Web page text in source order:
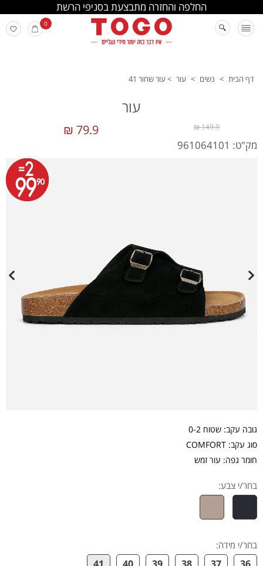
החלפה והחזרה מתבצעת בסניפי הרשת
0
דף הבית > נשים > עור >עור שחור 41
עור
79.9 ₪ 149.9 ₪
מק"ט: 961064101
גובה עקב: שטוח 0-2
סוג עקב: COMFORT
חומר גפה: עור זמש
בחר/י צבע:
בחר/י מידה:
36
37
38
39
40
41